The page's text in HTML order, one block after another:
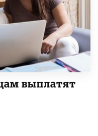
выплатят